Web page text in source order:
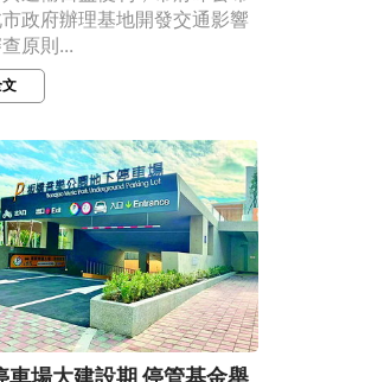
市政府辦理基地開發交通影響
原則...
文
車場大建設期 停管基金舉